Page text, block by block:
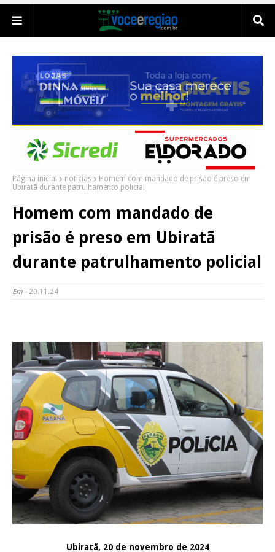
Página inicial noticias
Homem com mandado de prisão é preso em
Ubiratã durante patrulhamento policial
Homem com mandado de
prisão é preso em Ubiratã
durante patrulhamento policial
Em - 20.11.24
Ubiratã, 20 de novembro de 2024